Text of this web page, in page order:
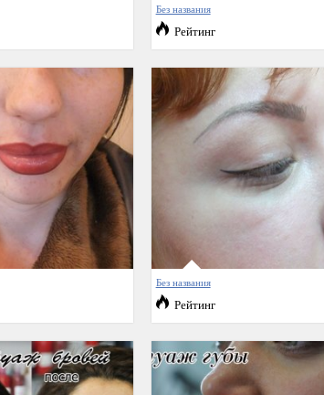
Без названия
Рейтинг
Без названия
Рейтинг